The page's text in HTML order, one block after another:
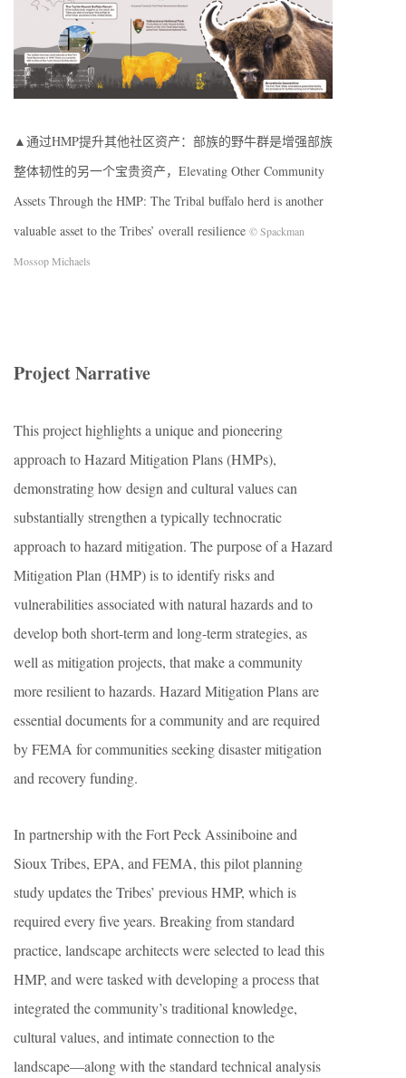
▲通过HMP提升其他社区资产：部族的野牛群是增强部族
整体韧性的另一个宝贵资产，Elevating Other Community
Assets Through the HMP: The Tribal buffalo herd is another
valuable asset to the Tribes’ overall resilience © Spackman
Mossop Michaels
Project Narrative
This project highlights a unique and pioneering
approach to Hazard Mitigation Plans (HMPs),
demonstrating how design and cultural values can
substantially strengthen a typically technocratic
approach to hazard mitigation. The purpose of a Hazard
Mitigation Plan (HMP) is to identify risks and
vulnerabilities associated with natural hazards and to
develop both short-term and long-term strategies, as
well as mitigation projects, that make a community
more resilient to hazards. Hazard Mitigation Plans are
essential documents for a community and are required
by FEMA for communities seeking disaster mitigation
and recovery funding.
In partnership with the Fort Peck Assiniboine and
Sioux Tribes, EPA, and FEMA, this pilot planning
study updates the Tribes’ previous HMP, which is
required every five years. Breaking from standard
practice, landscape architects were selected to lead this
HMP, and were tasked with developing a process that
integrated the community’s traditional knowledge,
cultural values, and intimate connection to the
landscape—along with the standard technical analysis